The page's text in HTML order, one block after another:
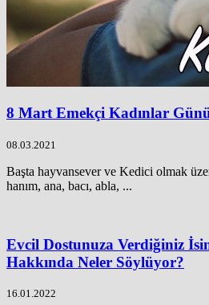
8 Mart Emekçi Kadınlar
08.03.2021
Başta hayvansever ve Kedici olmak
hanım, ana, bacı, abla, ...
Evcil Dostunuza Verdiğiniz
Hakkında Neler Söylüyor?
16.01.2022